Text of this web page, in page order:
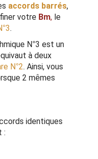
accords barrés,
votre Bm, le
.
N°3 est un
à deux
N°2. Ainsi, vous
2 mêmes
identiques
: